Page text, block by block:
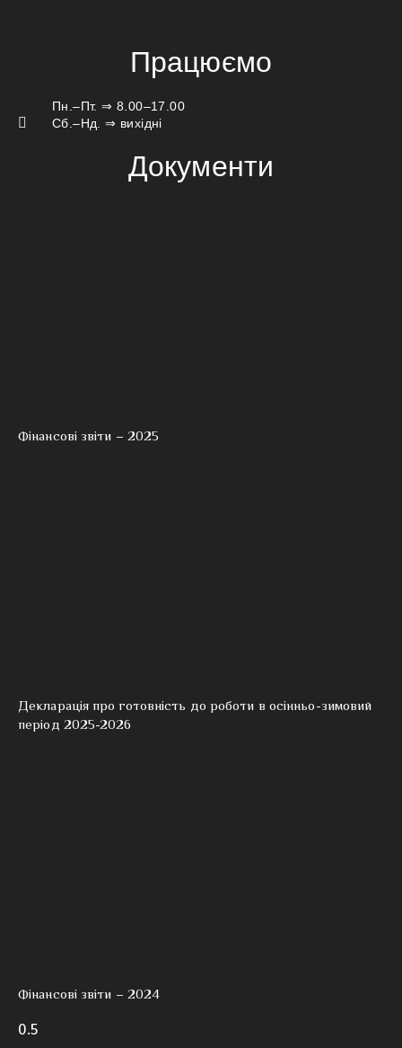
Працюємо
Пн.–Пт. ⇒ 8.00–17.00
Сб.–Нд. ⇒ вихідні
Документи
Фінансові звіти – 2025
Декларація про готовність до роботи в осінньо-зимовий
період 2025-2026
Фінансові звіти – 2024